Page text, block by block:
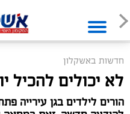
חדשות באשקלון
לא יכולים להכיל
הורים לילדים בגן עירייה